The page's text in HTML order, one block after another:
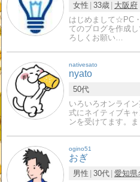
女性 33歳
大阪府
はじめまして☆PC
てのブログを作成
ろしくお願い…
nativesato
nyato
50代
いろいろオンライ
式にネイティブキ
ンを受けてます。ま
ogino51
おぎ
男性 30代 愛知県